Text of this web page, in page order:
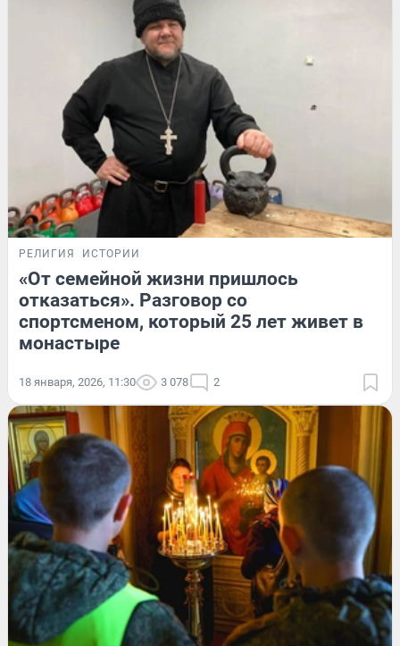
РЕЛИГИЯ ИСТОРИИ
«От семейной жизни пришлось
отказаться». Разговор со
спортсменом, который 25 лет живет в
монастыре
18 января, 2026, 11:30 3 078 2